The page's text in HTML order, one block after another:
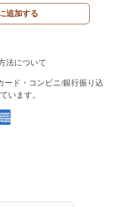
追加する
法について
ード・コンビニ/銀行振り込
います。